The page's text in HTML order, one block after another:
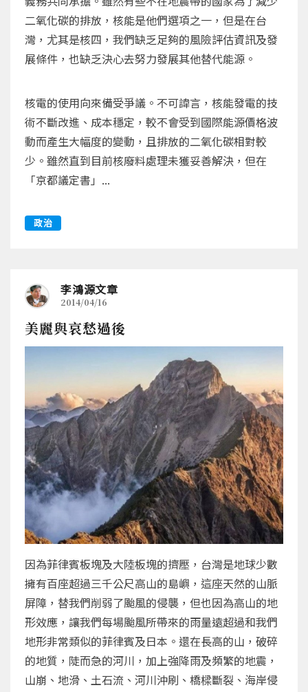
二氧化碳的排放，核能是他們選項之一，但是在台
灣，尤其是核四，我們缺乏足夠的風險評估資訊及發
展條件，也缺乏決心去努力發展其他替代能源。
核電的使用向來備受爭議。不可諱言，核能發電的技
術不斷改進、成本穩定，較不會受到國際能源價格波
動而產生大幅度的變動，且排放的二氧化碳相對較
少。雖然直到目前核廢料處理未獲妥善解決，但在
「京都議定書」...
政治
李鴻源文章
2014/04/16
美麗與哀愁過後
因為菲律賓板塊及大陸板塊的擠壓，台灣是地球少數
擁有百座超過三千公尺高山的島嶼，這座天然的山脈
屏障，替我們削弱了颱風的侵襲，但也因為高山的地
形效應，讓我們每場颱風所帶來的雨量遠超過和我們
地形非常類似的菲律賓及日本。還在長高的山，破碎
的地質，陡而急的河川，加上強降雨及頻繁的地震，
山崩、地滑、土石流、河川沖刷、橋樑斷裂、海岸侵